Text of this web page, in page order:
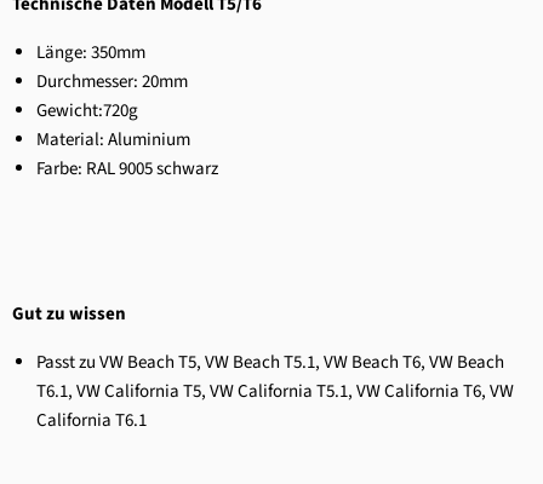
Länge: 350mm
Durchmesser: 20mm
Gewicht:720g
Material: Aluminium
Farbe: RAL 9005 schwarz
Gut zu wissen
Passt zu VW Beach T5, VW Beach T5.1, VW Beach T6, VW Beach
T6.1, VW California T5, VW California T5.1, VW California T6, VW
California T6.1